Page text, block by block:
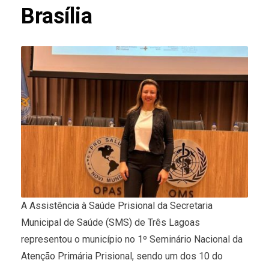
Brasília
A Assistência à Saúde Prisional da Secretaria
Municipal de Saúde (SMS) de Três Lagoas
representou o município no 1º Seminário Nacional da
Atenção Primária Prisional, sendo um dos 10 do